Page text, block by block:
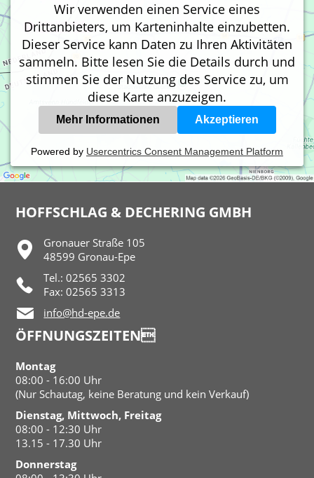
Wir verwenden einen Service eines
Drittanbieters, um Karteninhalte einzubetten.
Dieser Service kann Daten zu Ihren Aktivitäten
sammeln. Bitte lesen Sie die Details durch und
stimmen Sie der Nutzung des Service zu, um
diese Karte anzuzeigen.
Mehr Informationen Akzeptieren
Powered by Usercentrics Consent Management Platform
HOFFSCHLAG & DECHERING GMBH
Gronauer Straße 105
48599 Gronau-Epe
Tel.: 02565 3302
Fax: 02565 3313
info@hd-epe.de
ÖFFNUNGSZEITEN
Montag
08:00 - 16:00 Uhr
(Nur Schautag, keine Beratung und kein Verkauf)
Dienstag, Mittwoch, Freitag
08:00 - 12:30 Uhr
13.15 - 17.30 Uhr
Donnerstag